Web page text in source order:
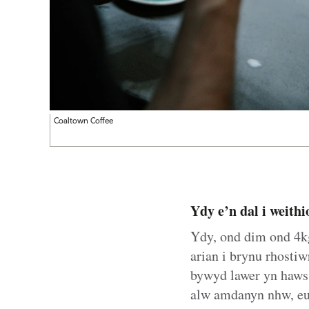
Coaltown Coffee
Ydy e’n dal i
Ydy, ond dim ond
arian i brynu
bywyd lawer yn
alw amdanyn nhw,